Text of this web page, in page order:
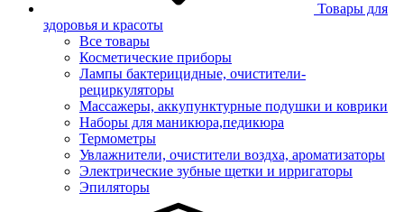
Товары для
здоровья и красоты
Все товары
Косметические приборы
Лампы бактерицидные, очистители-
рециркуляторы
Массажеры, аккупунктурные подушки и коврики
Наборы для маникюра,педикюра
Термометры
Увлажнители, очистители воздха, ароматизаторы
Электрические зубные щетки и ирригаторы
Эпиляторы